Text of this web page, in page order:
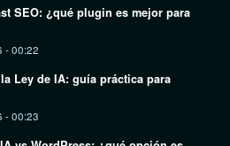
SEO: ¿qué plugin es mejor para
- 00:22
Ley de IA: guía práctica para
- 00:23